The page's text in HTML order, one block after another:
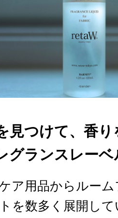
見つけて、香
グランスレーベ
ア用品からルー
を数多く展開し